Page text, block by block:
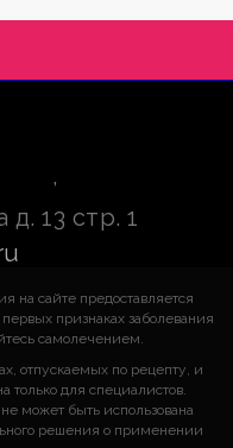
,
13 стр. 1
на сайте предоставляется
признаках заболевания
самолечением.
отпускаемых по рецепту, и
только для специалистов.
может быть использована
решения о применении